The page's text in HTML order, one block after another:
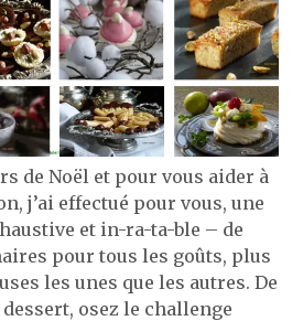
de Noël et pour vous aider à
j’ai effectué pour vous, une
et in-ra-ta-ble – de
pour tous les goûts, plus
les unes que les autres. De
dessert, osez le challenge